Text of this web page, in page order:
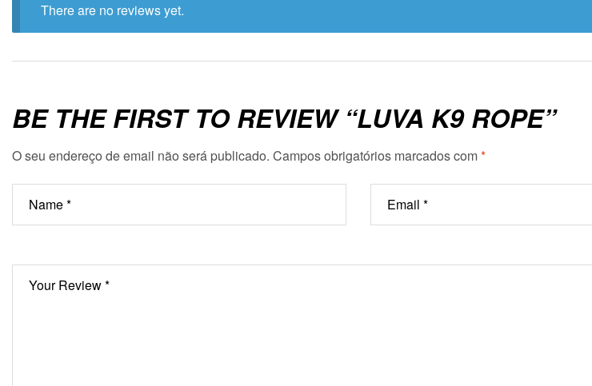
There are no reviews yet.
BE THE FIRST TO REVIEW “LUVA K9 ROPE”
O seu endereço de email não será publicado. Campos obrigatórios marcados com*